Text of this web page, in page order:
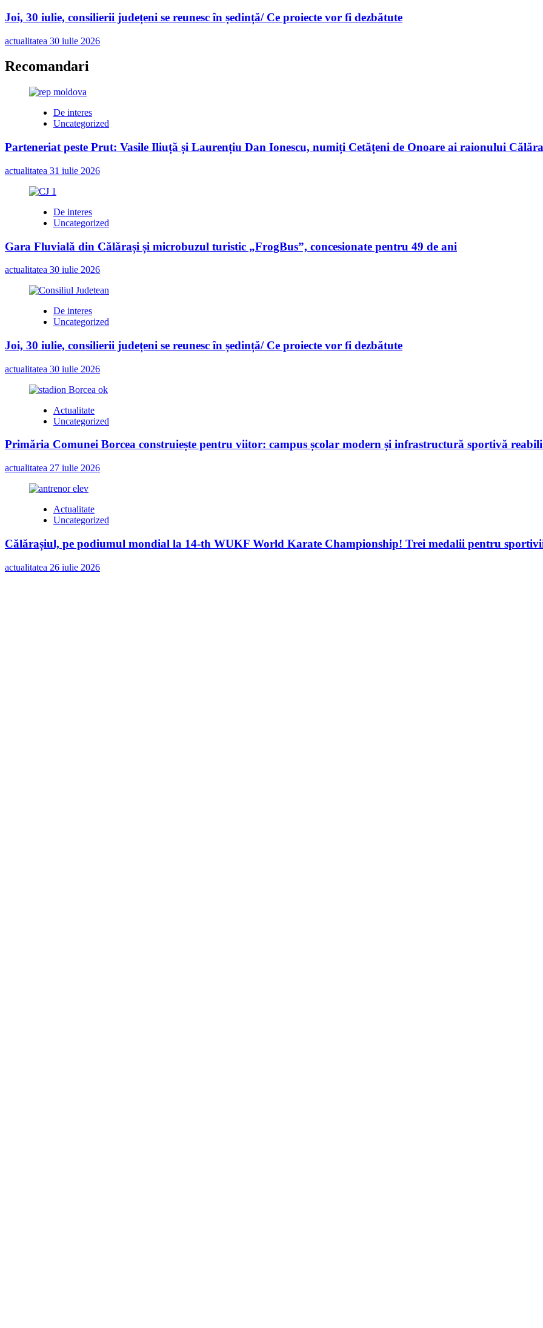
Joi, 30 iulie, consilierii județeni se reunesc în ședință/ Ce proiecte vor fi dezbătute
actualitatea 30 iulie 2026
Recomandari
De interes
Uncategorized
Parteneriat peste Prut: Vasile Iliuță și Laurențiu Dan Ionescu, numiți Cetățeni de Onoare ai raionului
actualitatea 31 iulie 2026
De interes
Uncategorized
Gara Fluvială din Călărași și microbuzul turistic „FrogBus”, concesionate pentru 49 de ani
actualitatea 30 iulie 2026
De interes
Uncategorized
Joi, 30 iulie, consilierii județeni se reunesc în ședință/ Ce proiecte vor fi dezbătute
actualitatea 30 iulie 2026
Actualitate
Uncategorized
Primăria Comunei Borcea construiește pentru viitor: campus școlar modern și infrastructură sportivă
actualitatea 27 iulie 2026
Actualitate
Uncategorized
Călărașiul, pe podiumul mondial la 14-th WUKF World Karate Championship! Trei medalii pentru
actualitatea 26 iulie 2026